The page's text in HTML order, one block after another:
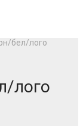
бел/лого
лого